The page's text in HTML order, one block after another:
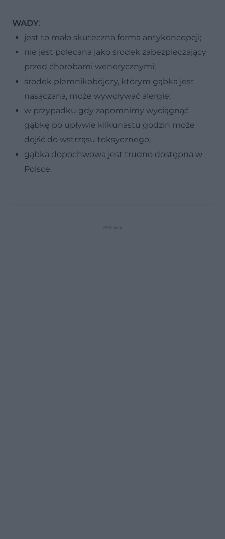
WADY:
jest to mało skuteczna forma antykoncepcji;
nie jest polecana jako środek zabezpieczający
przed chorobami wenerycznymi;
środek plemnikobójczy, którym gąbka jest
nasączana, może wywoływać alergie;
w przypadku gdy zapomnimy wyciągnąć
gąbkę po upływie kilkunastu godzin może
dojść do wstrząsu toksycznego;
gąbka dopochwowa jest trudno dostępna w
Polsce.